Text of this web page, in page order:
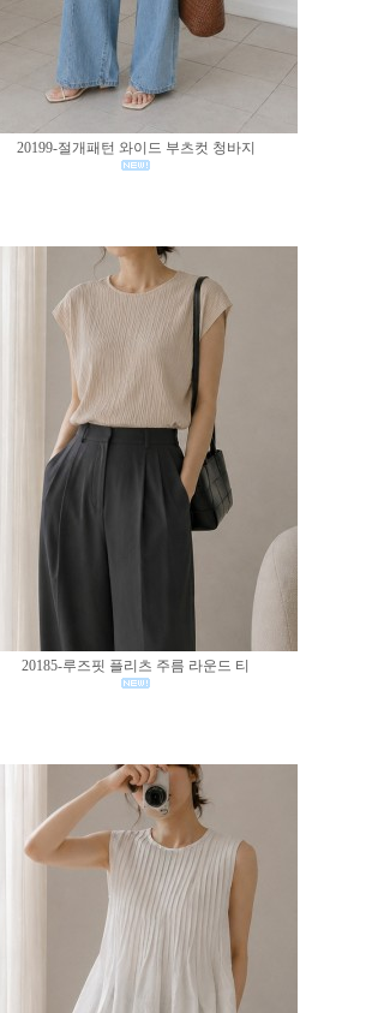
20199-절개패턴 와이드 부츠컷 청바지
20185-루즈핏 플리츠 주름 라운드 티